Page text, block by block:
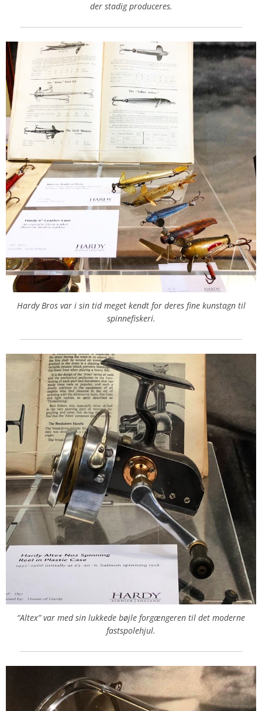
der stadig produceres.
Hardy Bros var i sin tid meget kendt for deres fine kunstagn til
spinnefiskeri.
“Altex” var med sin lukkede bøjle forgængeren til det moderne
fastspolehjul.